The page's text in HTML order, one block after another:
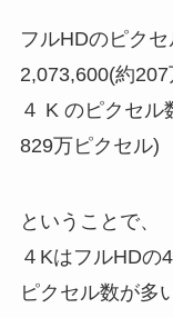
フルHDのピク
2,073,600(約
４ K のピクセ
829万ピクセル)
ということで、
４KはフルHDの
ピクセル数が多